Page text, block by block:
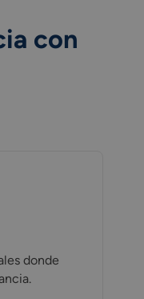
con
donde